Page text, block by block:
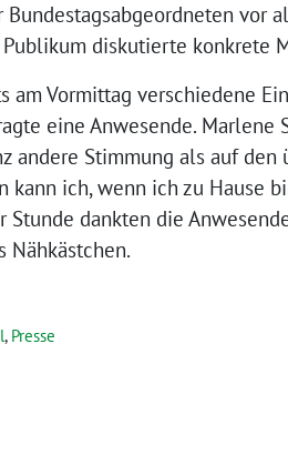
vor
Publikum diskutierte konkrete
am Vormittag verschiedene
eine Anwesende.
andere Stimmung als auf
kann ich, wenn ich zu Hause
Stunde dankten die
Nähkästchen.
, Presse